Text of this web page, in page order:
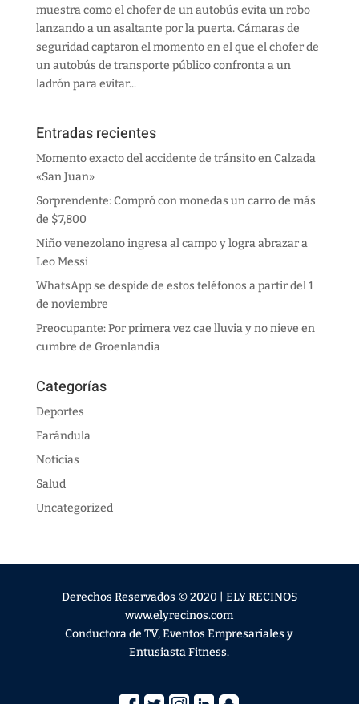
muestra como el chofer de un autobús evita un robo
lanzando a un asaltante por la puerta. Cámaras de
seguridad captaron el momento en el que el chofer de
un autobús de transporte público confronta a un
ladrón para evitar...
Entradas recientes
Momento exacto del accidente de tránsito en Calzada
«San Juan»
Sorprendente: Compró con monedas un carro de más
de $7,800
Niño venezolano ingresa al campo y logra abrazar a
Leo Messi
WhatsApp se despide de estos teléfonos a partir del 1
de noviembre
Preocupante: Por primera vez cae lluvia y no nieve en
cumbre de Groenlandia
Categorías
Deportes
Farándula
Noticias
Salud
Uncategorized
Derechos Reservados © 2020 | ELY RECINOS
www.elyrecinos.com
Conductora de TV, Eventos Empresariales y
Entusiasta Fitness.